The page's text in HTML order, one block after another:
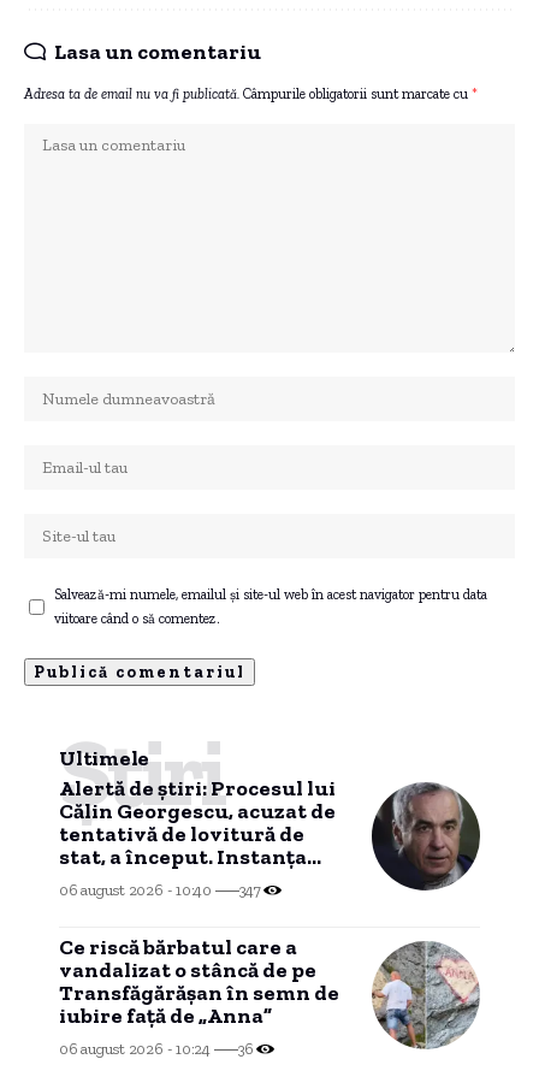
Lasa un comentariu
Adresa ta de email nu va fi publicată. Câmpurile obligatorii sunt marcate cu *
Salvează-mi numele, emailul și site-ul web în acest navigator pentru data
viitoare când o să comentez.
Ultimele
Știri
Alertă de știri: Procesul lui
Călin Georgescu, acuzat de
tentativă de lovitură de
stat, a început. Instanța
supremă confirmă decizia
CAB.
06 august 2026 - 10:40 347
Ce riscă bărbatul care a
vandalizat o stâncă de pe
Transfăgărășan în semn de
iubire față de „Anna”
06 august 2026 - 10:24 36